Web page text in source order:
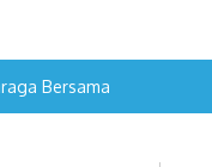
Bersama